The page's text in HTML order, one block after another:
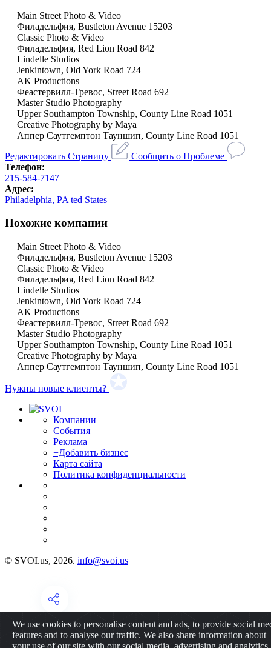
Main Street Photo & Video
Филадельфия, Bustleton Avenue 15203
Classic Photo & Video
Филадельфия, Red Lion Road 842
Lindelle Studios
Jenkintown, Old York Road 724
AK Productions
Феастервилл-Тревос, Street Road 692
Master Studio Photography
Upper Southampton Township, County Line Road 1051
Creative Photography by Maya
Аппер Саутгемптон Тауншип, County Line Road 1051
Редактировать Страницу
Сообщить о Проблеме
Телефон:
215-584-7147
Адрес:
Philadelphia, PA ted States
Похожие компании
Main Street Photo & Video
Филадельфия, Bustleton Avenue 15203
Classic Photo & Video
Филадельфия, Red Lion Road 842
Lindelle Studios
Jenkintown, Old York Road 724
AK Productions
Феастервилл-Тревос, Street Road 692
Master Studio Photography
Upper Southampton Township, County Line Road 1051
Creative Photography by Maya
Аппер Саутгемптон Тауншип, County Line Road 1051
Нужны новые клиенты?
Компании
События
Реклама
+Добавить бизнес
Карта сайта
Политика конфиденциальности
© SVOI.us, 2026. info@svoi.us
We use cookies to personalise content and ads, to provide social
features and to analyse our traffic. We also share information about
your use of our site with our social media, advertising and analytics